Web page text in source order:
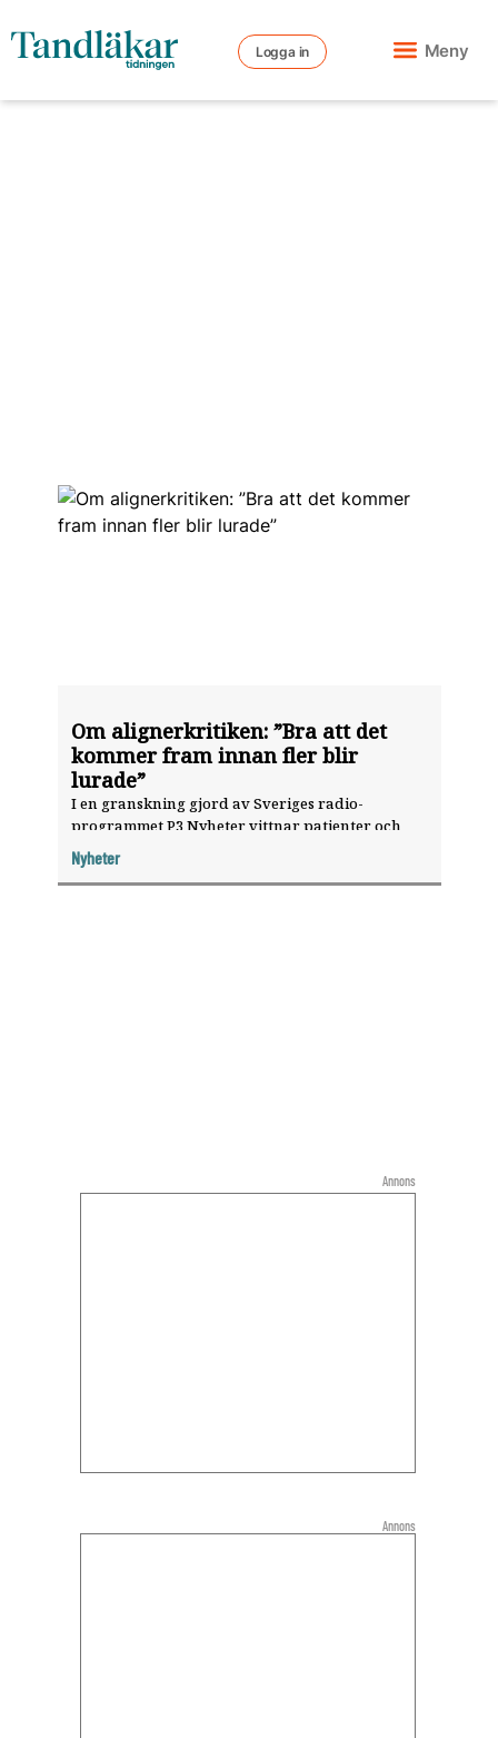
Logga in Meny
Om alignerkritiken: ”Bra att det
kommer fram innan fler blir
lurade”
I en granskning gjord av Sveriges radio-
programmet P3 Nyheter vittnar patienter och
före detta anställda vid tandvårdskedjan
Happident om undermåliga behandlingar och
press att sälja aligners.
Nyheter
Annons
Annons